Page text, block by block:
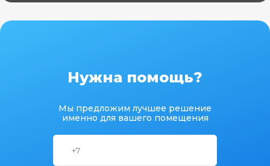
Нужна помощь?
Мы предложим лучшее решение
именно для вашего помещения